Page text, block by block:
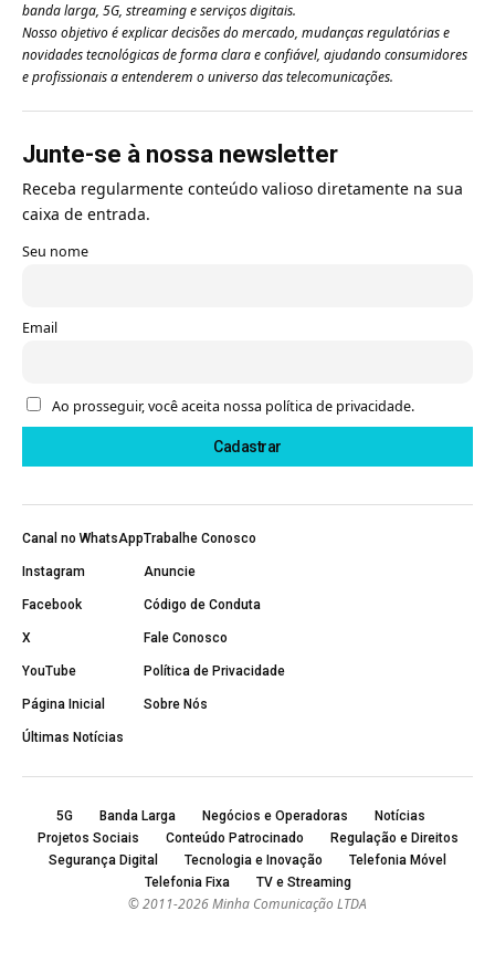
banda larga, 5G, streaming e serviços digitais.
Nosso objetivo é explicar decisões do mercado, mudanças regulatórias e
novidades tecnológicas de forma clara e confiável, ajudando consumidores
e profissionais a entenderem o universo das telecomunicações.
Junte-se à nossa newsletter
Receba regularmente conteúdo valioso diretamente na sua
caixa de entrada.
Seu nome
Email
Ao prosseguir, você aceita nossa política de privacidade.
Canal no WhatsApp
Instagram
Facebook
X
YouTube
Página Inicial
Últimas Notícias
Trabalhe Conosco
Anuncie
Código de Conduta
Fale Conosco
Política de Privacidade
Sobre Nós
5G Banda Larga Negócios e Operadoras
Notícias
Projetos Sociais
Conteúdo Patrocinado
Regulação e Direitos
Segurança Digital
Tecnologia e Inovação
Telefonia Móvel
Telefonia Fixa
TV e Streaming
© 2011-2026 Minha Comunicação LTDA